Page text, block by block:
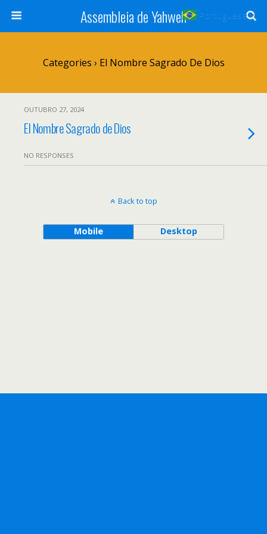
Assembleia de Yahweh
Categories › El Nombre Sagrado De Dios
OUTUBRO 27, 2024
El Nombre Sagrado de Dios
NO RESPONSES
Back to top
Mobile Desktop
Portuguese ▼